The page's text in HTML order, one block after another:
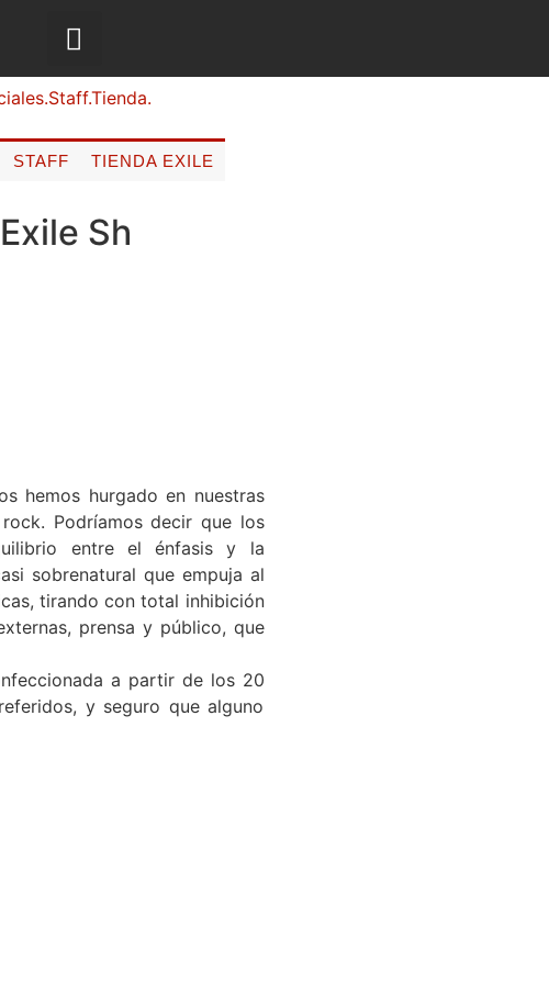
STAFF TIENDA EXILE
Sh
hemos hurgado en nuestras
Podríamos decir que los
entre el énfasis y la
sobrenatural que empuja al
tirando con total inhibición
prensa y público, que
a partir de los 20
y seguro que alguno